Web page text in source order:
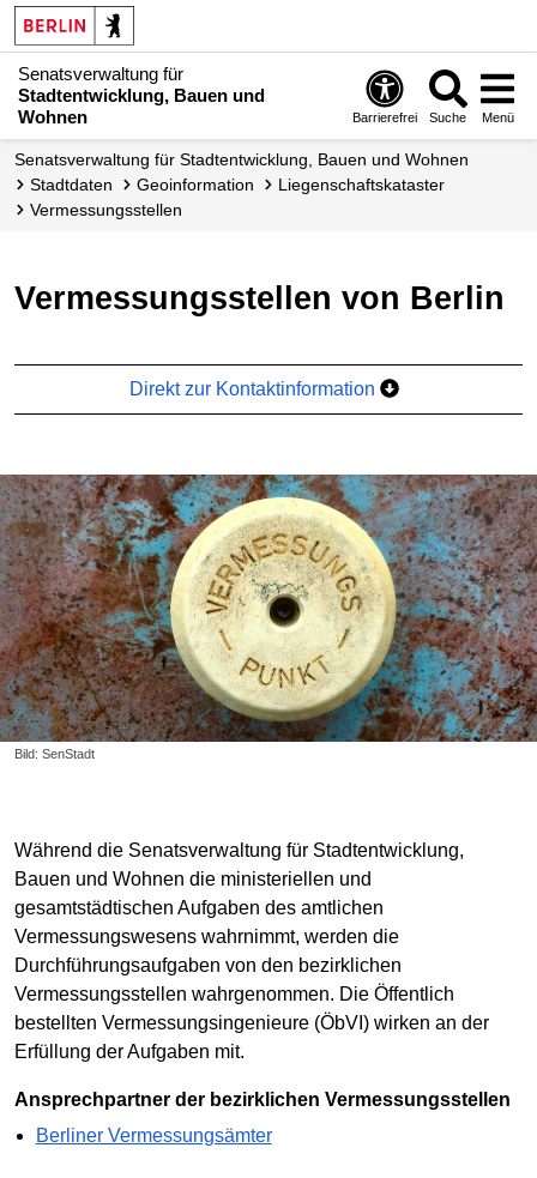
Senatsverwaltung für
Stadtentwicklung, Bauen und
Wohnen
Barrierefrei Suche Menü
Senats­verwaltung für Stadtentwicklung, Bauen und Wohnen
Stadtdaten
Geoinformation
Liegenschafts­kataster
Vermessungsstellen
Vermessungsstellen von Berlin
Direkt zur Kontaktinformation
Bild: SenStadt
Während die Senatsverwaltung für Stadtentwicklung,
Bauen und Wohnen die ministeriellen und
gesamtstädtischen Aufgaben des amtlichen
Vermessungswesens wahrnimmt, werden die
Durchführungsaufgaben von den bezirklichen
Vermessungsstellen wahrgenommen. Die Öffentlich
bestellten Vermessungsingenieure (ÖbVI) wirken an der
Erfüllung der Aufgaben mit.
Ansprechpartner der bezirklichen Vermessungsstellen
Berliner Vermessungsämter